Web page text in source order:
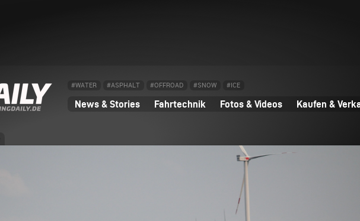
#WATER #ASPHALT #OFFROAD #SNOW #ICE
News & Stories Fahrtechnik Fotos & Videos Kaufen &